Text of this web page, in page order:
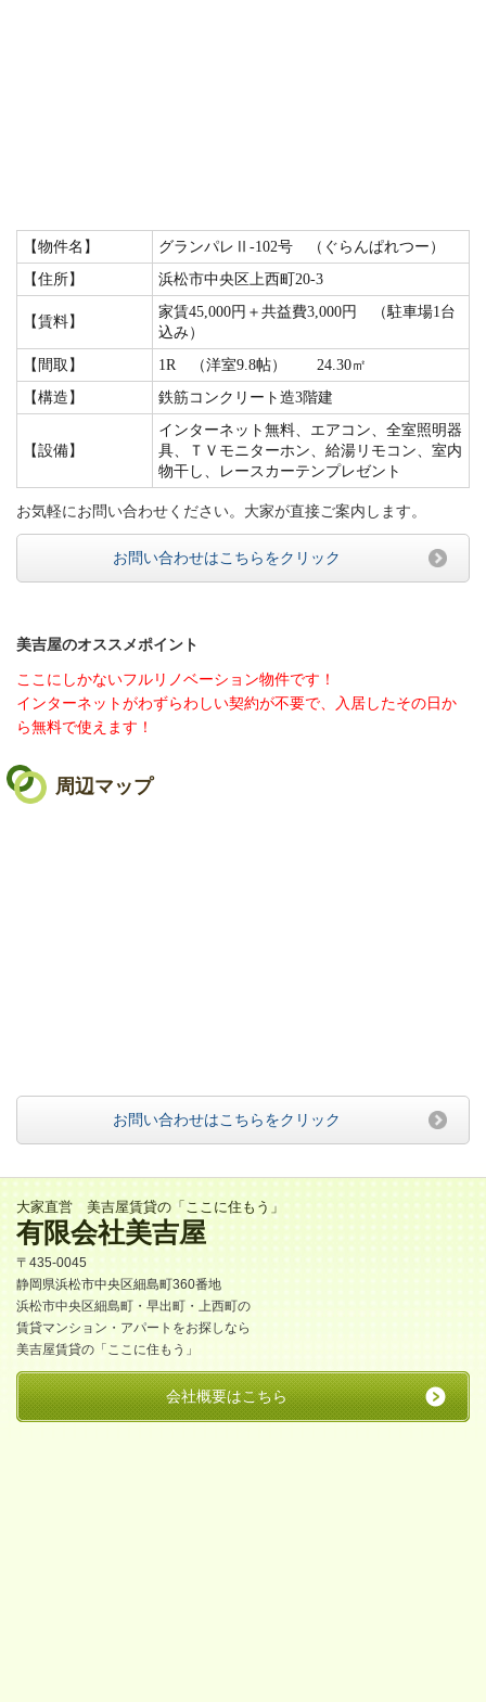
【物件名】
グランパレⅡ-102号 （ぐらんぱれつー）
【住所】
浜松市中央区上西町20-3
【賃料】
家賃45,000円＋共益費3,000円 （駐車場1台
込み）
【間取】
1R （洋室9.8帖） 24.30㎡
【構造】
鉄筋コンクリート造3階建
【設備】
インターネット無料、エアコン、全室照明器
具、ＴＶモニターホン、給湯リモコン、室内
物干し、レースカーテンプレゼント
お気軽にお問い合わせください。大家が直接ご案内します。
お問い合わせはこちらをクリック
美吉屋のオススメポイント
ここにしかないフルリノベーション物件です！
インターネットがわずらわしい契約が不要で、入居したその日か
ら無料で使えます ！
周辺マップ
お問い合わせはこちらをクリック
大家直営 美吉屋賃貸の「ここに住もう」
有限会社美吉屋
〒435-0045
静岡県浜松市中央区細島町360番地
浜松市中央区細島町・早出町・上西町の
賃貸マンション・アパートをお探しなら
美吉屋賃貸の「ここに住もう」
会社概要はこちら